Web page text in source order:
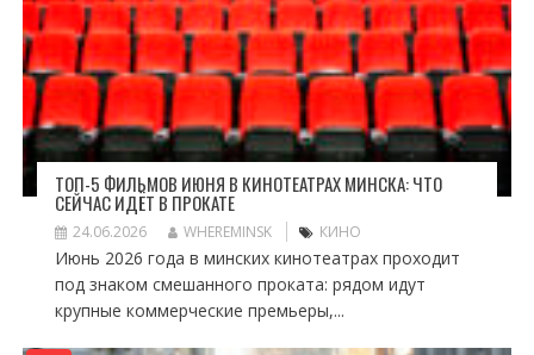
ТОП-5 ФИЛЬМОВ ИЮНЯ В КИНОТЕАТРАХ МИНСКА: ЧТО
СЕЙЧАС ИДЁТ В ПРОКАТЕ
24.06.2026 WHEREMINSK КИНО
Июнь 2026 года в минских кинотеатрах проходит
под знаком смешанного проката: рядом идут
крупные коммерческие премьеры,...